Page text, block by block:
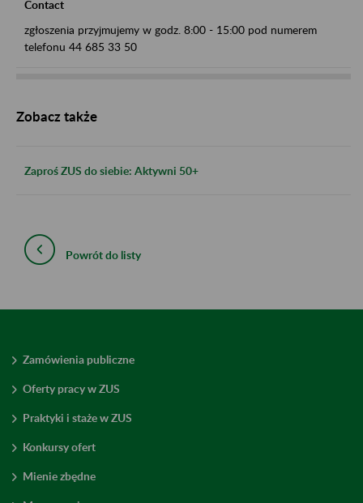
Contact
zgłoszenia przyjmujemy w godz. 8:00 - 15:00 pod numerem
telefonu 44 685 33 50
Zobacz także
Zaproś ZUS do siebie: Aktywni 50+
Powrót do listy
Zamówienia publiczne
Oferty pracy w ZUS
Praktyki i staże w ZUS
Konkursy ofert
Mienie zbędne